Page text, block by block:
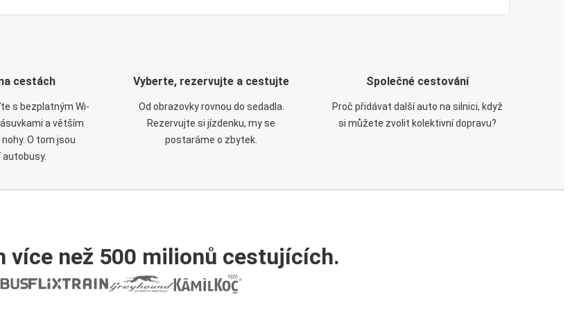
cestách
s bezplatným Wi-
a větším
O tom jsou
Vyberte, rezervujte a cestujte
Od obrazovky rovnou do sedadla.
Rezervujte si jízdenku, my se
postaráme o zbytek.
Společné cestování
Proč přidávat další auto na silnici, když
si můžete zvolit kolektivní dopravu?
více než 500 milionů cestujících.